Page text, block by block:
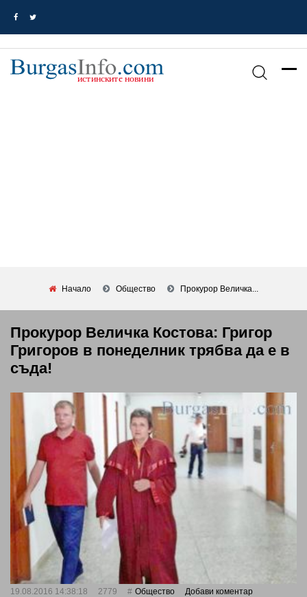
Начало Общество Прокурор Величка...
Прокурор Величка Костова: Григор
Григоров в понеделник трябва да е в
съда!
19.08.2016 14:38:18 2779 Общество Добави коментар